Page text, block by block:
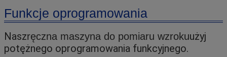
Funkcje oprogramowania
Naszręczna maszyna do pomiaru wzrokuużyj
potężnego oprogramowania funkcyjnego.